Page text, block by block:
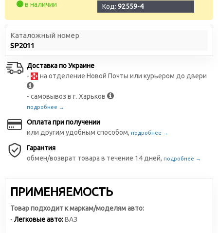
в наличии
Код: 92559-4
Каталожный номер
SP2011
Доставка по Украине
-
на отделение Новой Почты или курьером до двери
- самовывоз в г. Харьков
подробнее →
Оплата при получении
или другим удобным способом, подробнее →
Гарантия
обмен/возврат товара в течение 14 дней, подробнее →
ПРИМЕНЯЕМОСТЬ
Товар подходит к маркам/моделям авто:
-Легковые авто:ВАЗ